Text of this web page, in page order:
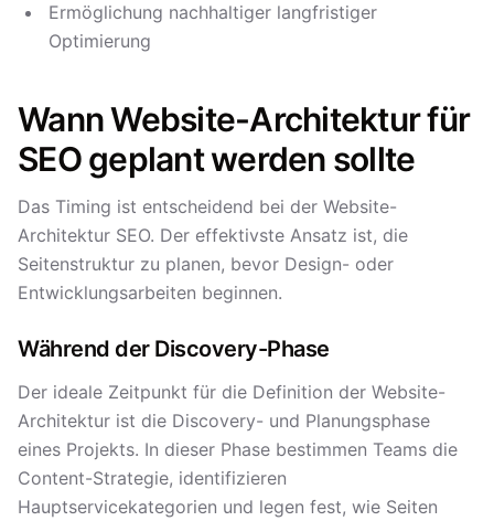
Ermöglichung nachhaltiger langfristiger
Optimierung
Wann Website-Architektur für
SEO geplant werden sollte
Das Timing ist entscheidend bei der Website-
Architektur SEO. Der effektivste Ansatz ist, die
Seitenstruktur zu planen, bevor Design- oder
Entwicklungsarbeiten beginnen.
Während der Discovery-Phase
Der ideale Zeitpunkt für die Definition der Website-
Architektur ist die Discovery- und Planungsphase
eines Projekts. In dieser Phase bestimmen Teams die
Content-Strategie, identifizieren
Hauptservicekategorien und legen fest, wie Seiten